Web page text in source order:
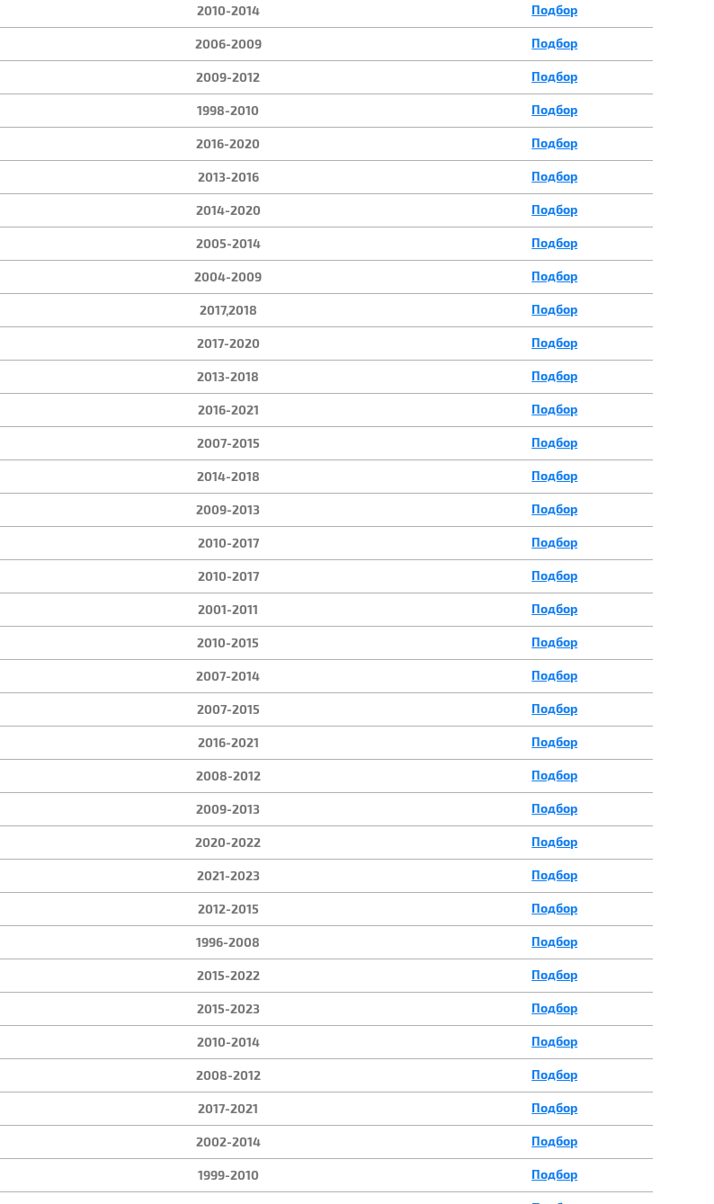
2010-2014 Подбор
2006-2009 Подбор
2009-2012 Подбор
1998-2010 Подбор
2016-2020 Подбор
2013-2016 Подбор
2014-2020 Подбор
2005-2014 Подбор
2004-2009 Подбор
2017,2018 Подбор
2017-2020 Подбор
2013-2018 Подбор
2016-2021 Подбор
2007-2015 Подбор
2014-2018 Подбор
2009-2013 Подбор
2010-2017 Подбор
2010-2017 Подбор
2001-2011 Подбор
2010-2015 Подбор
2007-2014 Подбор
2007-2015 Подбор
2016-2021 Подбор
2008-2012 Подбор
2009-2013 Подбор
2020-2022 Подбор
2021-2023 Подбор
2012-2015 Подбор
1996-2008 Подбор
2015-2022 Подбор
2015-2023 Подбор
2010-2014 Подбор
2008-2012 Подбор
2017-2021 Подбор
2002-2014 Подбор
1999-2010 Подбор